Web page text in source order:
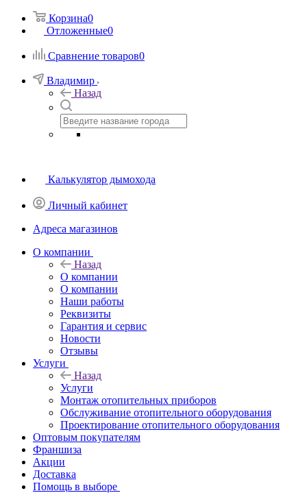
Корзина0
Отложенные0
Сравнение товаров0
Владимир
Назад
Калькулятор дымохода
Личный кабинет
Адреса магазинов
O компании
Назад
O компании
О компании
Наши работы
Реквизиты
Гарантия и сервис
Новости
Отзывы
Услуги
Назад
Услуги
Монтаж отопительных приборов
Обслуживание отопительного оборудования
Проектирование отопительного оборудования
Оптовым покупателям
Франшиза
Акции
Доставка
Помощь в выборе